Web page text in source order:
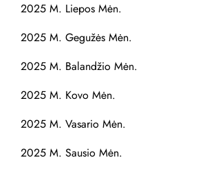
2025 M. Liepos Mėn.
2025 M. Gegužės Mėn.
2025 M. Balandžio Mėn.
2025 M. Kovo Mėn.
2025 M. Vasario Mėn.
2025 M. Sausio Mėn.